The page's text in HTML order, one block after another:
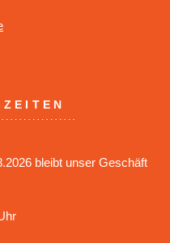
bleibt unser Geschäft